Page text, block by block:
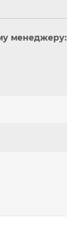
менеджеру: